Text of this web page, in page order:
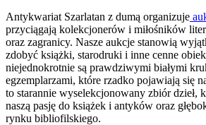
Antykwariat Szarlatan z dumą organizuje
przyciągają kolekcjonerów i miłośników
oraz zagranicy. Nasze aukcje stanowią
zdobyć książki, starodruki i inne cenne
niejednokrotnie są prawdziwymi białymi
egzemplarzami, które rzadko pojawiają się
to starannie wyselekcjonowany zbiór dzieł,
naszą pasję do książek i antyków oraz
rynku bibliofilskiego.